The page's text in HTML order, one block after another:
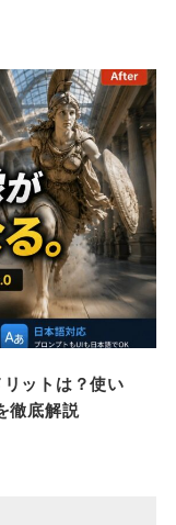
ットは？使い
徹底解説